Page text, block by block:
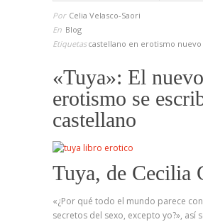
Por Celia Velasco-Saori
En Blog
Etiquetas castellano en erotismo nuevo
«Tuya»: El nuevo
erotismo se
castellano
Tuya, de Cecilia
«¿Por qué todo el mundo parece
secretos del sexo, excepto yo?», así